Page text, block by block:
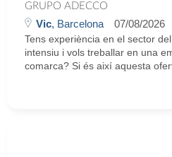
GRUPO ADECCO
Vic, Barcelona 07/08/2026
Tens experiència en el sector
intensiu i vols treballar en una
comarca? Si és així aquesta